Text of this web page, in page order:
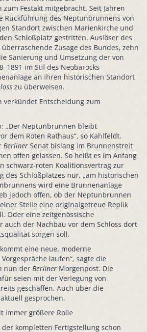
Festakt mitgebracht. Seit Jahren
Rückführung des Neptunbrunnens von
Standort zwischen Marienkirche und
Schloßplatz gestritten. Auslöser des
Zusage des Bundes, zehn
Sanierung und Umsetzung der von
im Stil des Neobarocks
an ihren historischen Standort
zu überweisen.
verkündet Entscheidung zum
„Der Neptunbrunnen bleibt
dem Roten Rathaus“, so Kahlfeldt.
Berliner Senat bislang im Brunnenstreit
offen gelassen. So heißt es im Anfang
schwarz-roten Koalitionsvertrag zur
des Schloßplatzes nur, „am historischen
wird eine Brunnenanlage
jedoch offen, ob der Neptunbrunnen
Stelle eine originalgetreue Replik
Oder eine zeitgenössische
auch der Nachbau vor dem Schloss dort
sorgen soll.
eine neue, moderne
laufen“, sagte die
nun der Berliner Morgenpost. Die
seien mit der Verlegung von
geschaffen. Auch über die
gesprochen.
immer größere Rolle
kompletten Fertigstellung schon